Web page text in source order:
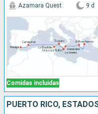
Comidas incluidas
Azamara Quest 9 d